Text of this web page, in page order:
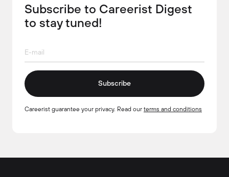
Subscribe to Careerist Digest
to stay tuned!
Subscribe
Careerist guarantee your privacy. Read our terms and conditions